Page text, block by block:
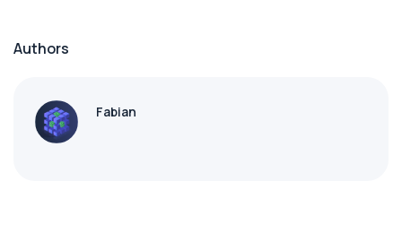
Authors
Fabian